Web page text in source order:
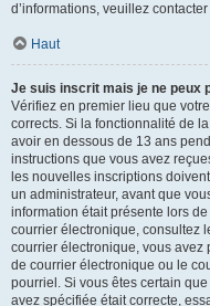
d’informations, veuillez
Haut
Je suis inscrit mais je ne peux
Vérifiez en premier lieu que
corrects. Si la fonctionnalité de
avoir en dessous de 13 ans
instructions que vous avez
les nouvelles inscriptions
un administrateur, avant que
information était présente lors
courrier électronique, consultez
courrier électronique, vous avez
de courrier électronique ou le
pourriel. Si vous êtes certain
avez spécifiée était correcte,